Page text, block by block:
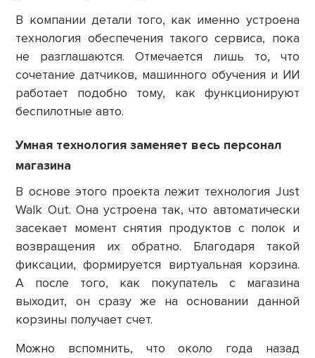
В компании детали того, как именно устроена
технология обеспечения такого сервиса, пока
не разглашаются. Отмечается лишь то, что
сочетание датчиков, машинного обучения и ИИ
работает подобно тому, как функционируют
беспилотные авто.
Умная технология заменяет весь персонал
магазина
В основе этого проекта лежит технология Just
Walk Out. Она устроена так, что автоматически
засекает момент снятия продуктов с полок и
возвращения их обратно. Благодаря такой
фиксации, формируется виртуальная корзина.
А после того, как покупатель с магазина
выходит, он сразу же на основании данной
корзины получает счет.
Можно вспомнить, что около года назад